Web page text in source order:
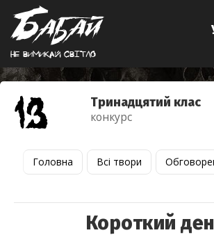
Не вимикай свiтло
Тринадцятий клас
конкурс
Головна Всі твори
Короткий